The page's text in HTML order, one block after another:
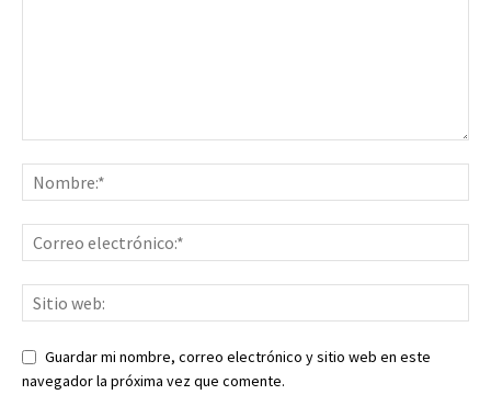
Guardar mi nombre, correo electrónico y sitio web en este
navegador la próxima vez que comente.